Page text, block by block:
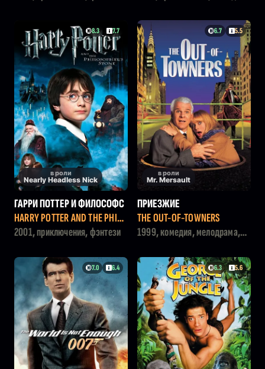
8.3 7.7
в роли
Nearly Headless Nick
ГАРРИ ПОТТЕР И ФИЛОСОФС
КИЙ КАМЕНЬ
HARRY POTTER AND THE PHILO
SOPHER'S STONE
2001, приключения, фэнтези
6.7 5.5
в роли
Mr. Mersault
ПРИЕЗЖИЕ
THE OUT-OF-TOWNERS
1999, комедия, мелодрама,
7.0 6.4 6.3 5.6